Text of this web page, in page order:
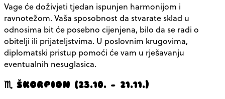
Vage će doživjeti tjedan ispunjen harmonijom i
ravnotežom. Vaša sposobnost da stvarate sklad u
odnosima bit će posebno cijenjena, bilo da se radi o
obitelji ili prijateljstvima. U poslovnim krugovima,
diplomatski pristup pomoći će vam u rješavanju
eventualnih nesuglasica.
♏ ŠKORPION (23.10. – 21.11.)